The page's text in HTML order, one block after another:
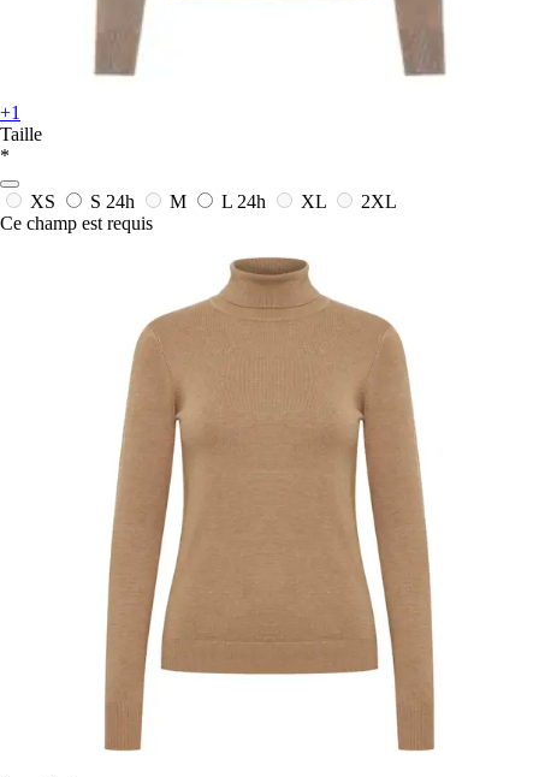
+1
Taille
*
XS S 24h M L 24h XL
2XL
Ce champ est requis